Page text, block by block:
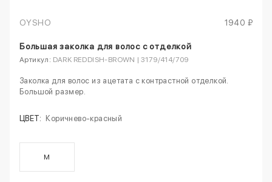
OYSHO 1940 ₽
Большая заколка для волос с отделкой
Артикул: DARK REDDISH‑BROWN | 3179/414/709
Заколка для волос из ацетата с контрастной отделкой.
Большой размер.
ЦВЕТ: Коричнево‑красный
M